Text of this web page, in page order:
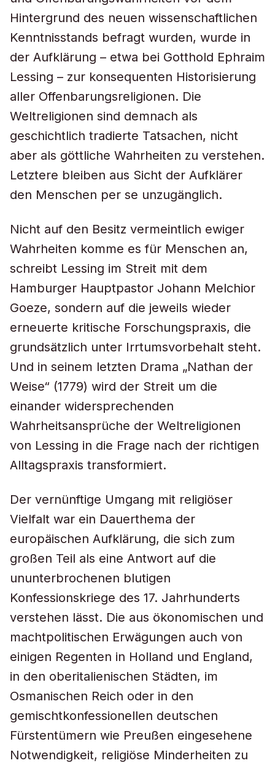
Hintergrund des neuen wissenschaftlichen
Kenntnisstands befragt wurden, wurde in
der Aufklärung – etwa bei Gotthold Ephraim
Lessing – zur konsequenten Historisierung
aller Offenbarungsreligionen. Die
Weltreligionen sind demnach als
geschichtlich tradierte Tatsachen, nicht
aber als göttliche Wahrheiten zu verstehen.
Letztere bleiben aus Sicht der Aufklärer
den Menschen per se unzugänglich.
Nicht auf den Besitz vermeintlich ewiger
Wahrheiten komme es für Menschen an,
schreibt Lessing im Streit mit dem
Hamburger Hauptpastor Johann Melchior
Goeze, sondern auf die jeweils wieder
erneuerte kritische Forschungspraxis, die
grundsätzlich unter Irrtumsvorbehalt steht.
Und in seinem letzten Drama „Nathan der
Weise“ (1779) wird der Streit um die
einander widersprechenden
Wahrheitsansprüche der Weltreligionen
von Lessing in die Frage nach der richtigen
Alltagspraxis transformiert.
Der vernünftige Umgang mit religiöser
Vielfalt war ein Dauerthema der
europäischen Aufklärung, die sich zum
großen Teil als eine Antwort auf die
ununterbrochenen blutigen
Konfessionskriege des 17. Jahrhunderts
verstehen lässt. Die aus ökonomischen und
machtpolitischen Erwägungen auch von
einigen Regenten in Holland und England,
in den oberitalienischen Städten, im
Osmanischen Reich oder in den
gemischtkonfessionellen deutschen
Fürstentümern wie Preußen eingesehene
Notwendigkeit, religiöse Minderheiten zu